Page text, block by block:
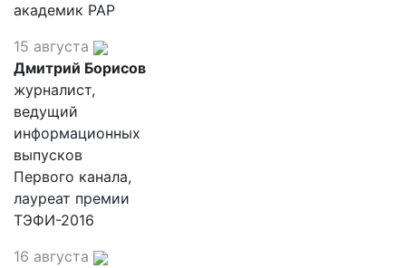
академик РАР
15 августа
Дмитрий Борисов
журналист,
ведущий
информационных
выпусков
Первого канала,
лауреат премии
ТЭФИ-2016
16 августа